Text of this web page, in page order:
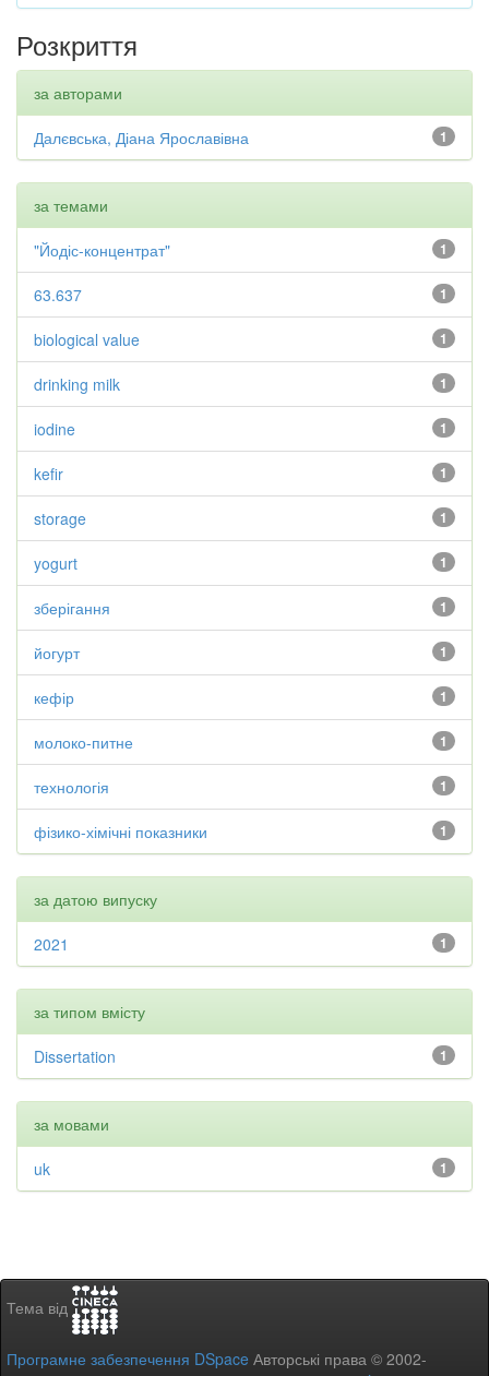
Розкриття
за авторами
1
Далєвська, Діана Ярославівна
за темами
1
"Йодіс-концентрат"
1
63.637
1
biological value
1
drinking milk
1
iodine
1
kefir
1
storage
1
yogurt
1
зберігання
1
йогурт
1
кефір
1
молоко-питне
1
технологія
1
фізико-хімічні показники
за датою випуску
1
2021
за типом вмісту
1
Dissertation
за мовами
1
uk
Тема від
Програмне забезпечення DSpace Авторські права © 2002-